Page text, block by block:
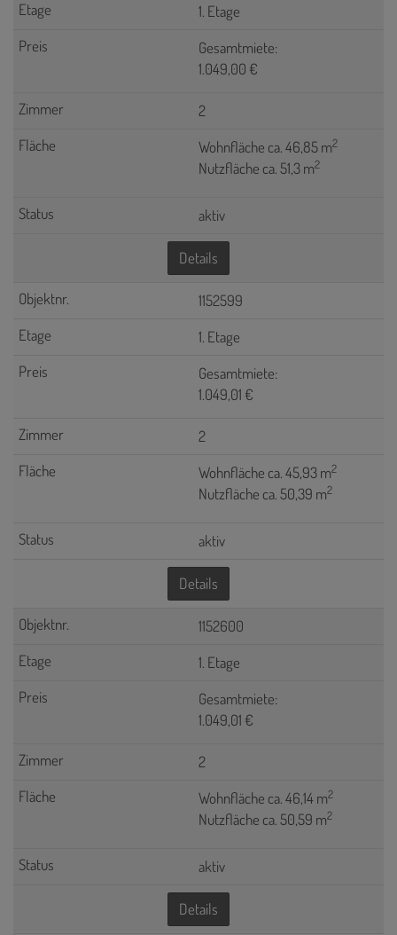
1. Etage
Gesamtmiete:
1.049,00 €
2
Wohnfläche ca. 46,85 m2
Nutzfläche ca. 51,3 m2
aktiv
Details
1152599
1. Etage
Gesamtmiete:
1.049,01 €
2
Wohnfläche ca. 45,93 m2
Nutzfläche ca. 50,39 m2
aktiv
Details
1152600
1. Etage
Gesamtmiete:
1.049,01 €
2
Wohnfläche ca. 46,14 m2
Nutzfläche ca. 50,59 m2
aktiv
Details